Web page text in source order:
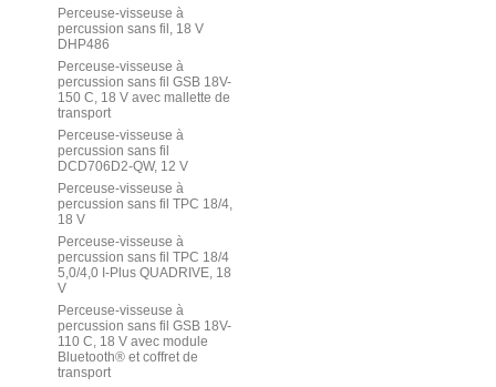
Perceuse-visseuse à
percussion sans fil, 18 V
DHP486
Perceuse-visseuse à
percussion sans fil GSB 18V-
150 C, 18 V avec mallette de
transport
Perceuse-visseuse à
percussion sans fil
DCD706D2-QW, 12 V
Perceuse-visseuse à
percussion sans fil TPC 18/4,
18 V
Perceuse-visseuse à
percussion sans fil TPC 18/4
5,0/4,0 I-Plus QUADRIVE, 18
V
Perceuse-visseuse à
percussion sans fil GSB 18V-
110 C, 18 V avec module
Bluetooth® et coffret de
transport